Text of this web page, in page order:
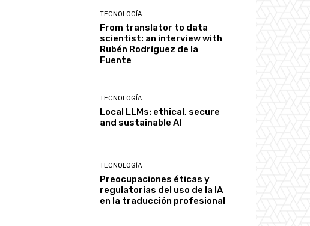
TECNOLOGÍA
From translator to data
scientist: an interview with
Rubén Rodríguez de la
Fuente
TECNOLOGÍA
Local LLMs: ethical, secure
and sustainable AI
TECNOLOGÍA
Preocupaciones éticas y
regulatorias del uso de la IA
en la traducción profesional